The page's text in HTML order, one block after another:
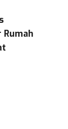
Rumah